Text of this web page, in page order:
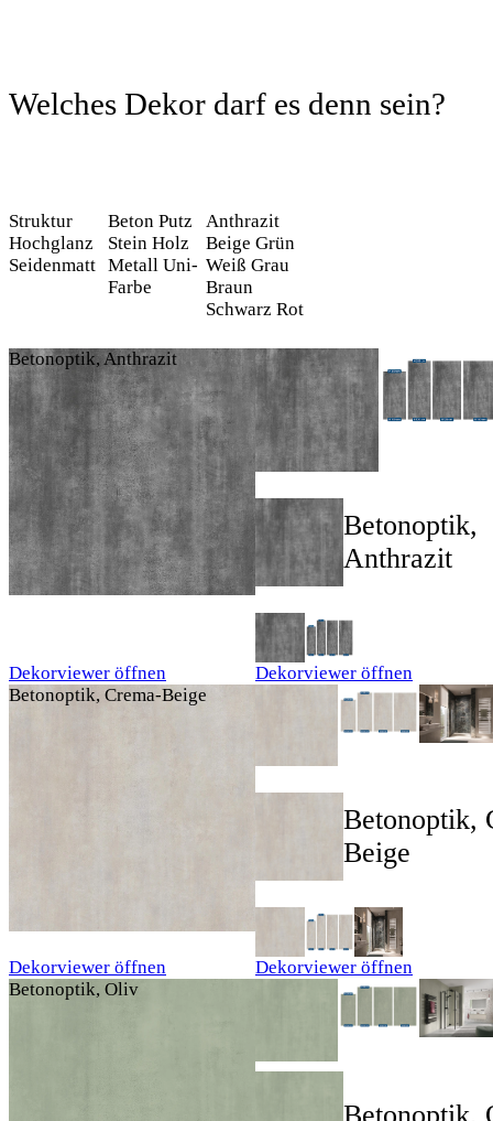
Welches Dekor darf es denn sein?
Betonoptik, Anthrazit
Dekorviewer öffnen
Betonoptik,
Anthrazit
Dekorviewer öffnen
Betonoptik, Crema-Beige
Dekorviewer öffnen
Betonoptik,
Beige
Dekorviewer öffnen
Betonoptik, Oliv
Betonoptik,
Struktur
Hochglanz
Seidenmatt
Beton Putz
Stein Holz
Metall Uni-
Farbe
Anthrazit
Beige Grün
Weiß Grau
Braun
Schwarz Rot